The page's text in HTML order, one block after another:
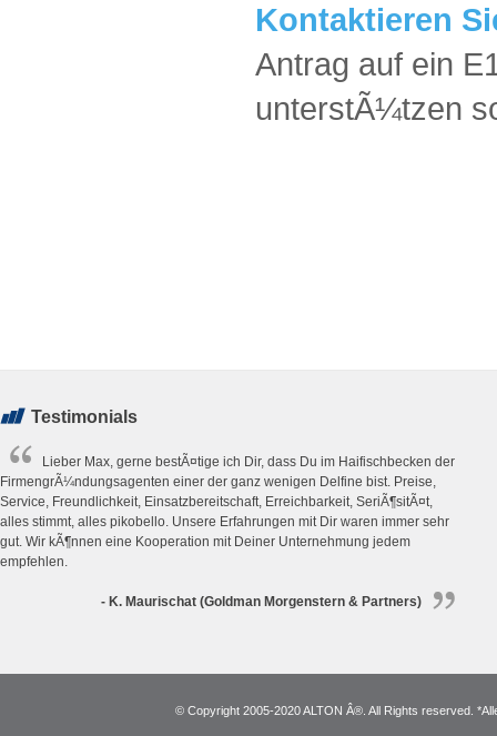
Kontaktieren
Antrag auf ein
unterstÃ¼tzen
Testimonials
Lieber Max, gerne bestÃ¤tige ich Dir, dass Du im Haifischbecken der
FirmengrÃ¼ndungsagenten einer der ganz wenigen Delfine bist. Preise,
Service, Freundlichkeit, Einsatzbereitschaft, Erreichbarkeit, SeriÃ¶sitÃ¤t,
alles stimmt, alles pikobello. Unsere Erfahrungen mit Dir waren immer sehr
gut. Wir kÃ¶nnen eine Kooperation mit Deiner Unternehmung jedem
empfehlen.
- K. Maurischat (Goldman Morgenstern & Partners)
© Copyright 2005-2020 ALTON Â®. All Rights reserved.